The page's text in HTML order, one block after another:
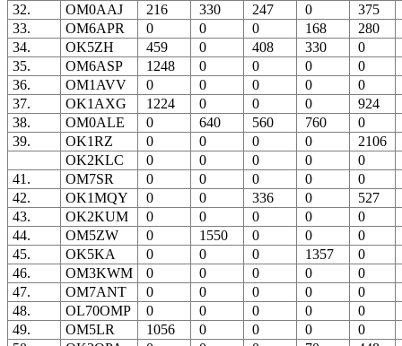
32.
OM0AAJ 216 330 247 0 375
33.
OM6APR 0 0 0 168 280
34.
OK5ZH 459 0 408 330 0
35.
OM6ASP 1248 0 0 0 0
36.
OM1AVV 0 0 0 0 0
37.
OK1AXG 1224 0 0 0 924
38.
OM0ALE 0 640 560 760 0
39.
OK1RZ 0 0 0 0 2106
OK2KLC
0 0 0 0 0
41.
OM7SR 0 0 0 0 0
42.
OK1MQY 0 0 336 0 527
43.
OK2KUM 0 0 0 0 0
44.
OM5ZW 0 1550 0 0 0
45.
OK5KA 0 0 0 1357 0
46.
OM3KWM 0 0 0 0 0
47.
OM7ANT 0 0 0 0 0
48.
OL70OMP 0 0 0 0 0
49.
OM5LR 1056 0 0 0 0